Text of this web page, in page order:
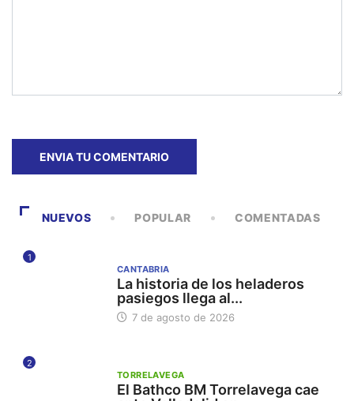
NUEVOS POPULAR COMENTADAS
1
CANTABRIA
La historia de los heladeros
pasiegos llega al...
7 de agosto de 2026
2
TORRELAVEGA
El Bathco BM Torrelavega cae